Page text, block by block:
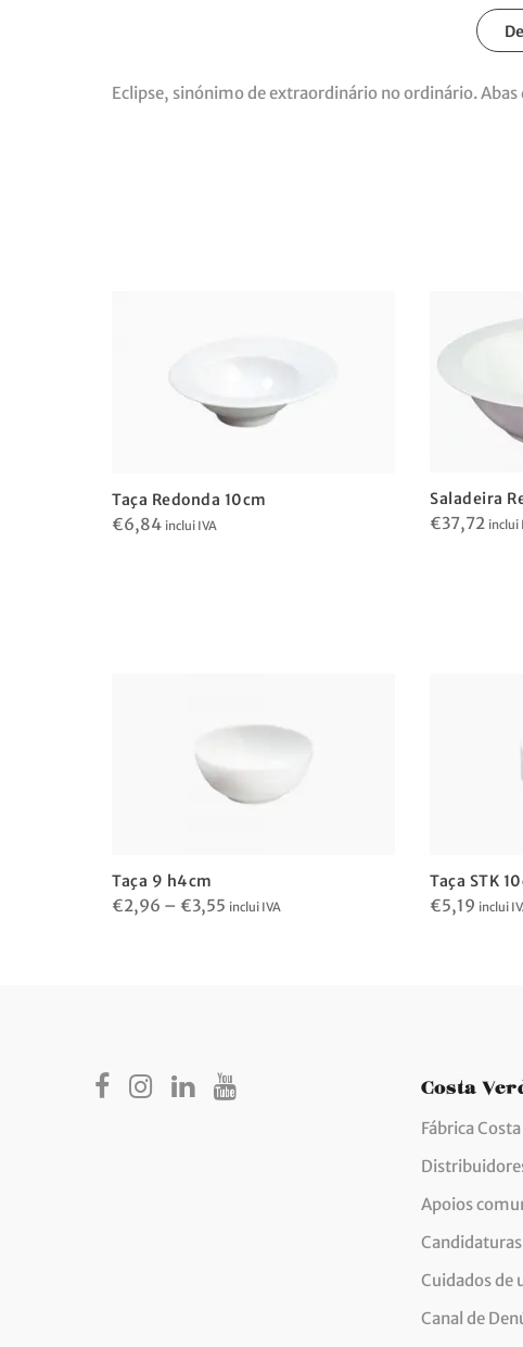
Eclipse, sinónimo de extraordinário no ordinário.
Taça Redonda 10cm
€6,84 inclui IVA
Saladeira
€37,72 inclui
Taça 9 h4cm
€2,96 – €3,55 Price
inclui IVA
Taça STK
€5,19 inclui
Costa
Fábrica
Apoios
Candidaturas
Cuidados de
Canal de